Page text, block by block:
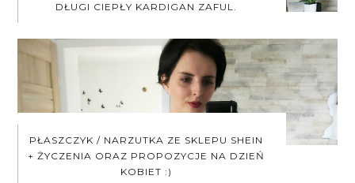
DŁUGI CIEPŁY KARDIGAN ZAFUL.
PŁASZCZYK / NARZUTKA ZE SKLEPU SHEIN
+ ŻYCZENIA ORAZ PROPOZYCJE NA DZIEŃ
KOBIET :)